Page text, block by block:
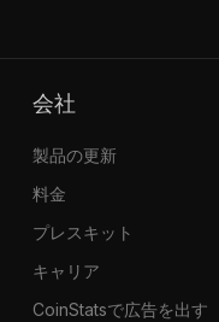
会社
製品の更新
料金
プレスキット
キャリア
CoinStatsで広告を出す